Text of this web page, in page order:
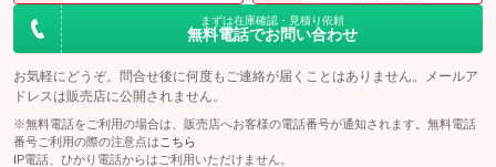
まずは在庫確認・見積り依頼
無料電話でお問い合わせ
お気軽にどうぞ。問合せ後に何度もご連絡が届くことはありません。メールア
ドレスは販売店に公開されません。
※無料電話をご利用の場合は、販売店へお客様の電話番号が通知されます。無料電話
番号ご利用の際の注意点は こちら
IP電話、ひかり電話からはご利用いただけません。